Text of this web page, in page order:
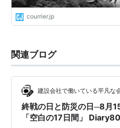
courrier.jp
関連ブログ
建設会社で働いている平凡な
終戦の日と防災の日─8月
「空白の17日間」